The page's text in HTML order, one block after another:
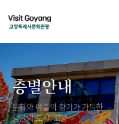
층별안내
문화와 예술의 향기가 가득한
낭만의 도시, 고양